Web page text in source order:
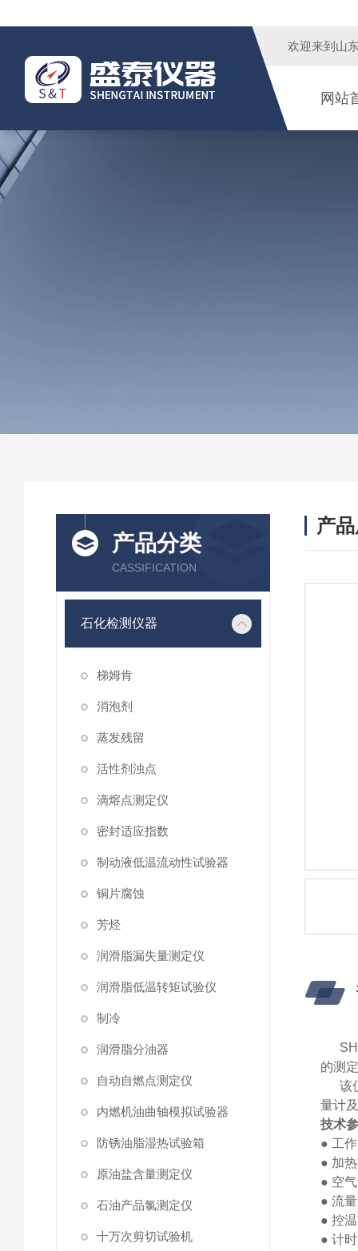
欢迎来到 山
网站
产品分类
CASSIFICATION
石化检测仪器
梯姆肯
消泡剂
蒸发残留
活性剂浊点
滴熔点测定仪
密封适应指数
制动液低温流动性试验器
铜片腐蚀
芳烃
润滑脂漏失量测定仪
润滑脂低温转矩试验仪
制冷
润滑脂分油器
自动自燃点测定仪
内燃机油曲轴模拟试验器
防锈油脂湿热试验箱
原油盐含量测定仪
石油产品氯测定仪
十万次剪切试验机
产
SH
的测
该
量计
技术
● 工
● 加
● 空
● 流
● 控
● 计